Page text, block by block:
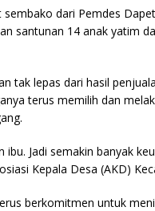
dari Pemdes
santunan 14 anak yatim
tak lepas dari hasil
terus memilih dan
ibu. Jadi semakin banyak
Kepala Desa (AKD)
berkomitmen untuk